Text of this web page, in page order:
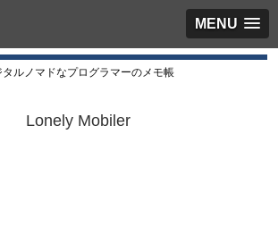
MENU
タルノマドなプログラマーのメモ帳
Lonely Mobiler